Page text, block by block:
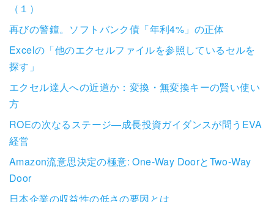
（１）
再びの警鐘。ソフトバンク債「年利4%」の正体
Excelの「他のエクセルファイルを参照しているセルを
探す」
エクセル達人への近道か：変換・無変換キーの賢い使い
方
ROEの次なるステージ―成長投資ガイダンスが問うEVA
経営
Amazon流意思決定の極意: One-Way DoorとTwo-Way
Door
日本企業の収益性の低さの要因とは